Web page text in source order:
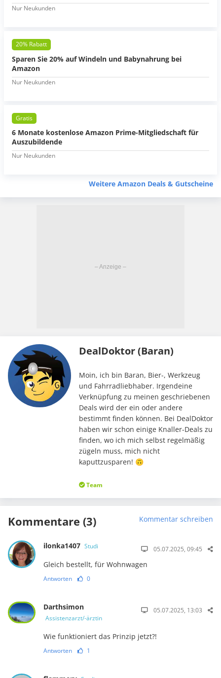
Nur Neukunden
20% Rabatt
Sparen Sie 20% auf Windeln und Babynahrung bei
Amazon
Nur Neukunden
Gratis
6 Monate kostenlose Amazon Prime-Mitgliedschaft für
Auszubildende
Nur Neukunden
Weitere Amazon Deals & Gutscheine
DealDoktor (Baran)
Moin, ich bin Baran, Bier-, Werkzeug
und Fahrradliebhaber. Irgendeine
Verknüpfung zu meinen geschriebenen
Deals wird der ein oder andere
bestimmt finden können. Bei DealDoktor
haben wir schon einige Knaller-Deals zu
finden, wo ich mich selbst regelmäßig
zügeln muss, mich nicht
kaputtzusparen! 🙃
Team
Kommentare (3) Kommentar schreiben
ilonka1407 Studi 05.07.2025, 09:45
Gleich bestellt, für Wohnwagen
Antworten 0
Darthsimon
Assistenzarzt/-ärztin
05.07.2025, 13:03
Wie funktioniert das Prinzip jetzt?!
Antworten 1